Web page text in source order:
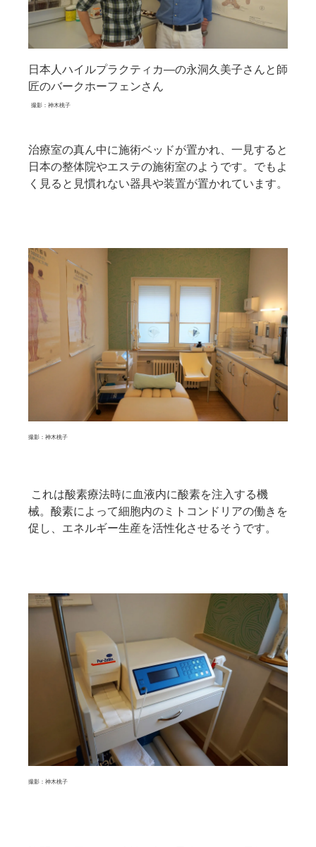
日本人ハイルプラクティカ―の永洞久美子さんと師
匠のバークホーフェンさん
撮影：神木桃子
治療室の真ん中に施術ベッドが置かれ、一見すると
日本の整体院やエステの施術室のようです。でもよ
く見ると見慣れない器具や装置が置かれています。
撮影：神木桃子
これは酸素療法時に血液内に酸素を注入する機
械。酸素によって細胞内のミトコンドリアの働きを
促し、エネルギー生産を活性化させるそうです。
撮影：神木桃子